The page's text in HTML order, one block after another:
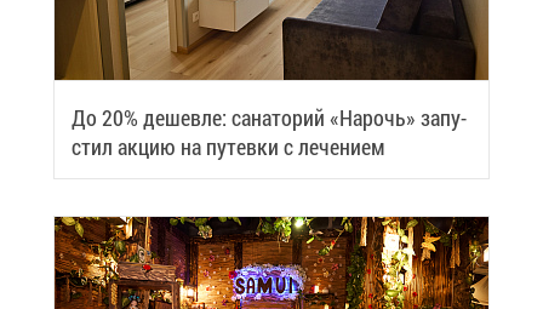
До 20% де­шев­ле: са­на­то­рий «На­рочь» за­пу­
стил ак­цию на пу­тев­ки с ле­че­ни­ем